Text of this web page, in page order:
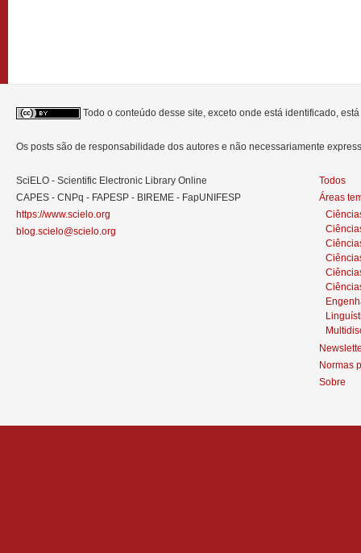
Todo o conteúdo desse site, exceto onde está identificado,
Os posts são de responsabilidade dos autores e não necessariamente
SciELO - Scientific Electronic Library Online
CAPES - CNPq - FAPESP - BIREME - FapUNIFESP
https://www.scielo.org
blog.scielo@scielo.org
Todos
Áreas
Normas
Sobre